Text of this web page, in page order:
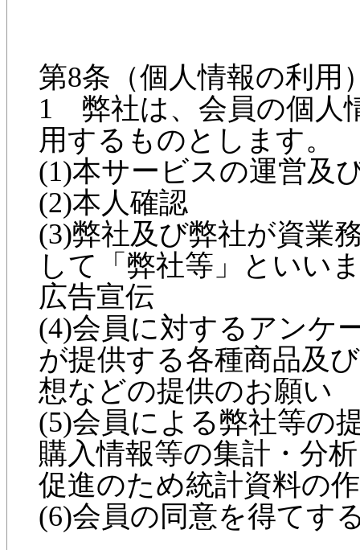
第8条（個人情報の利用
1 弊社は、会員の個人
用するものとします。
(1)本サービスの運営及
(2)本人確認
(3)弊社及び弊社が資業
して「弊社等」といい
広告宣伝
(4)会員に対するアンケ
が提供する各種商品及
想などの提供のお願い
(5)会員による弊社等の
購入情報等の集計・分
促進のため統計資料の
(6)会員の同意を得てす